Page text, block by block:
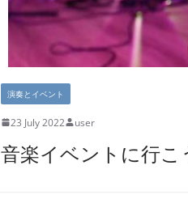
演奏とイベント
23 July 2022 user
音楽イベントに行こ